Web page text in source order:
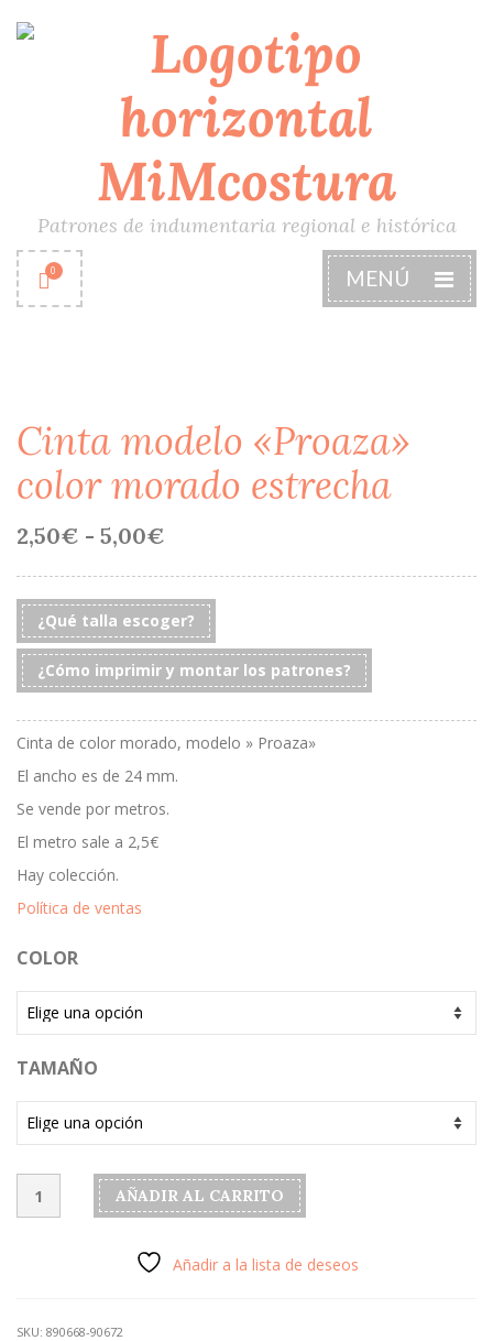
Patrones de indumentaria regional e histórica
0 MENÚ
Cinta modelo «Proaza»
color morado estrecha
2,50€ - 5,00€
precios:
desde
2,50€
hasta
5,00€
¿Qué talla escoger?
¿Cómo imprimir y montar los patrones?
Cinta de color morado, modelo » Proaza»
El ancho es de 24 mm.
Se vende por metros.
El metro sale a 2,5€
Hay colección.
Política de ventas
COLOR
TAMAÑO
modelo
AÑADIR AL CARRITO
Añadir a la lista de deseos
SKU: 890668-90672